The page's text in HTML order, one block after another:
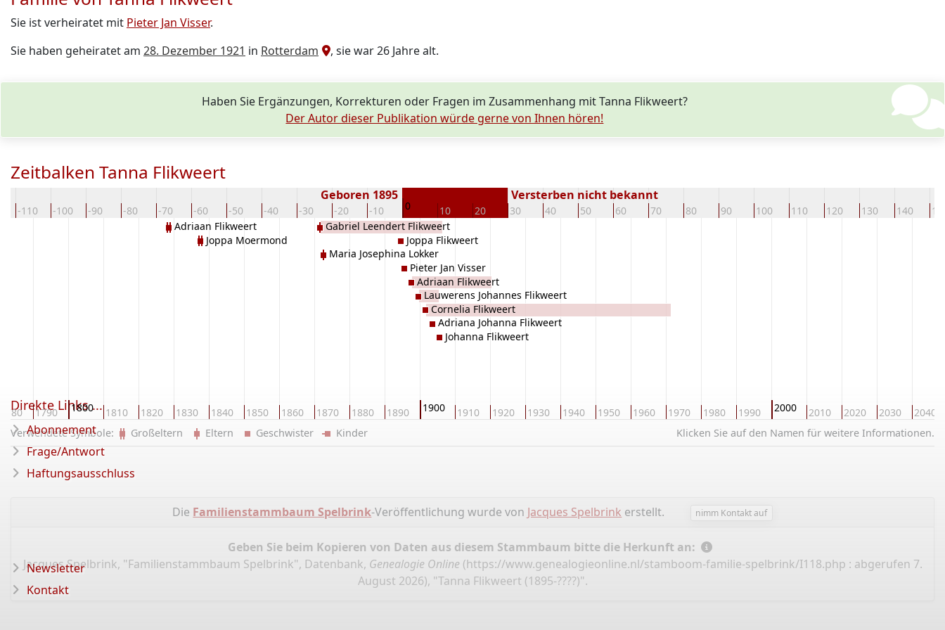
Sie ist verheiratet mit Pieter Jan Visser.
Sie haben geheiratet am 28. Dezember 1921 in Rotterdam , sie war 26 Jahre alt.
Haben Sie Ergänzungen, Korrekturen oder Fragen im Zusammenhang mit Tanna Flikweert?
Der Autor dieser Publikation würde gerne von Ihnen hören!
Zeitbalken Tanna Flikweert
-110 -100 -90 -80 -70 -60 -50 -40 -30 -20 -10 0 10 20 30 40 50 60 70 80 90 100 110 120 130 140
Geboren 1895 Versterben nicht bekannt
1780 1790 1800 1810 1820 1830 1840 1850 1860 1870 1880 1890 1900 1910 1920 1930 1940 1950 1960 1970 1980 1990 2000 2010 2020 2030 2040
Adriaan Flikweert
Joppa Moermond
Gabriel Leendert Flikweert
Maria Josephina Lokker
Joppa Flikweert
Pieter Jan Visser
Adriaan Flikweert
Lauwerens Johannes Flikweert
Cornelia Flikweert
Adriana Johanna Flikweert
Johanna Flikweert
Klicken Sie auf den Namen für weitere Informationen.
Verwendete Symbole: Großeltern Eltern Geschwister Kinder
Die Familienstammbaum Spelbrink-Veröffentlichung wurde von Jacques Spelbrink erstellt. nimm Kontakt auf
Geben Sie beim Kopieren von Daten aus diesem Stammbaum bitte die Herkunft an:
Jacques Spelbrink, "Familienstammbaum Spelbrink", Datenbank, Genealogie Online (https://www.genealogieonline.nl/stamboom-familie-spelbrink/I118.php : abgerufen 7.
August 2026), "Tanna Flikweert (1895-????)".
Direkte Links ...
Abonnement
Frage/Antwort
Haftungsausschluss
Newsletter
Kontakt